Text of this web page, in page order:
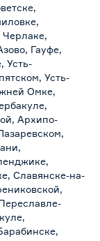
Черлаке,
Гауфе,
Усть-
Усть-
Омке,
Архипо-
Славянске-на-